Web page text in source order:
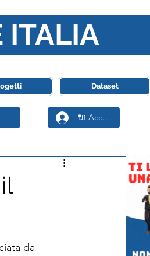
ITALIA
Dataset
🔌 Accedi
da